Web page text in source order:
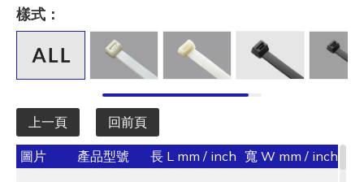
長 L mm / inch
寬 W mm / inch
全選
承受力 lbs/kgf/N
全選
樣式：
上一頁 回前頁
圖片 產品型號 長 L mm / inch 寬 W mm / inch